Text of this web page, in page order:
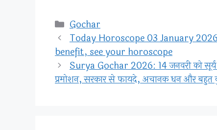
Categories
Gochar
Today Horoscope 03 January
benefit, see your horoscope
Surya Gochar 2026: 14 जनवरी को सूर्य
प्रमोशन, सरकार से फायदे, अचानक धन और